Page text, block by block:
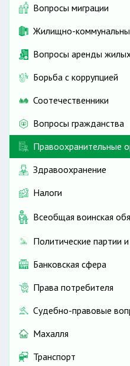
Вопросы миграции
Жилищно-
Вопросы аренды
Борьба с коррупцией
Соотечественники
Вопросы гражданства
Правоохранительные
Здравоохранение
Налоги
Всеобщая воинская
Политические партии
Банковская сфера
Права потребителя
Судебно-правовые
Махалля
Транспорт